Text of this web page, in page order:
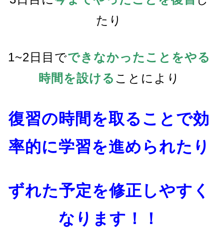
たり
1~2日目でできなかったことをやる
時間を設ける ことにより
復習の時間を取ることで効
率的に学習を進められたり
ずれた予定を修正しやすく
なります！！